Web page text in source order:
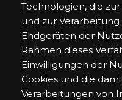
Technologien, die
und zur
Endgeräten der
Rahmen dieses
Einwilligungen der
Cookies und die
Verarbeitungen von